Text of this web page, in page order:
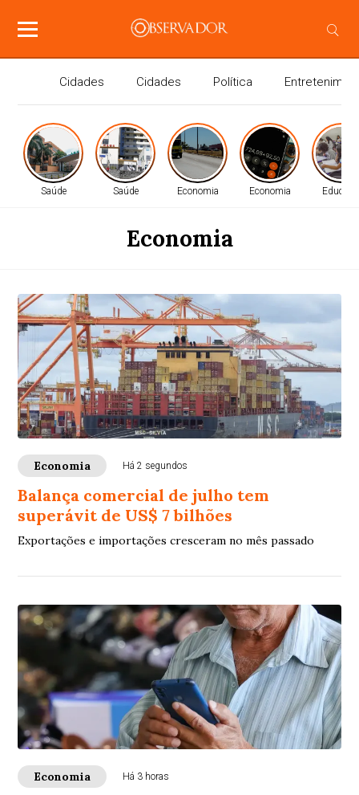
Cidades Cidades Política
Saúde Saúde Economia Economia
Economia
Economia Há 2 segundos
Balança comercial de julho tem
superávit de US$ 7 bilhões
Exportações e importações cresceram no mês passado
Economia Há 3 horas